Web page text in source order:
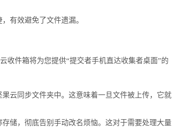
有效避免了文件遗漏。
收件箱将为您提供“提交者手机直达收集者桌面”的
云同步文件夹中。这意味着一旦文件被上传，它就
储，彻底告别手动改名烦恼。这对于需要处理大量